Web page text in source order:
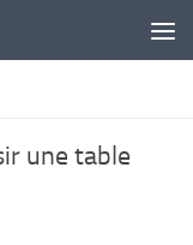
une table